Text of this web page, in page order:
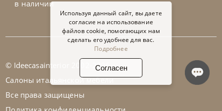
в наличии
© Ideecasainterior 2002-2026
Салоны итальянской мебели
Все права защищены
Используя данный сайт, вы даете
согласие на использование
файлов cookie, помогающих нам
сделать его удобнее для вас.
Подробнее
Согласен